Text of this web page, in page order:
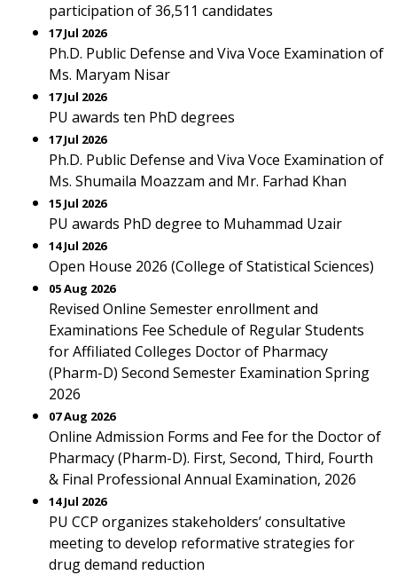
participation of 36,511 candidates
17 Jul 2026
Ph.D. Public Defense and Viva Voce Examination of
Ms. Maryam Nisar
17 Jul 2026
PU awards ten PhD degrees
17 Jul 2026
Ph.D. Public Defense and Viva Voce Examination of
Ms. Shumaila Moazzam and Mr. Farhad Khan
15 Jul 2026
PU awards PhD degree to Muhammad Uzair
14 Jul 2026
Open House 2026 (College of Statistical Sciences)
05 Aug 2026
Revised Online Semester enrollment and
Examinations Fee Schedule of Regular Students
for Affiliated Colleges Doctor of Pharmacy
(Pharm-D) Second Semester Examination Spring
2026
07 Aug 2026
Online Admission Forms and Fee for the Doctor of
Pharmacy (Pharm-D). First, Second, Third, Fourth
& Final Professional Annual Examination, 2026
14 Jul 2026
PU CCP organizes stakeholders’ consultative
meeting to develop reformative strategies for
drug demand reduction